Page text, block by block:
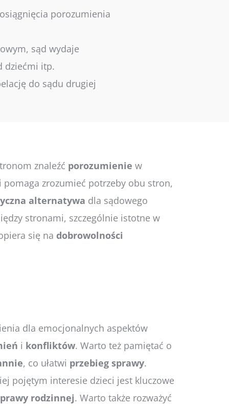
porozumienia
sąd wydaje
dziećmi itp.
do sądu drugiej
znaleźć porozumienie w
zrozumieć potrzeby obu stron,
alternatywa dla sądowego
stronami, szczególnie istotne w
się na dobrowolności
dla emocjonalnych aspektów
i konfliktów. Warto też pamiętać o
, co ułatwi przebieg sprawy.
pojętym interesie dzieci jest kluczowe
rodzinnej. Warto także rozważyć